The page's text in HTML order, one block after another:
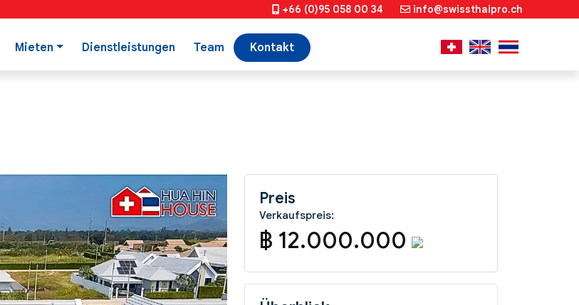
+66 (0)95 058 00 34 info@swissthaipro.ch
Mieten Dienstleistungen Team Kontakt
Preis
Verkaufspreis:
฿ 12.000.000